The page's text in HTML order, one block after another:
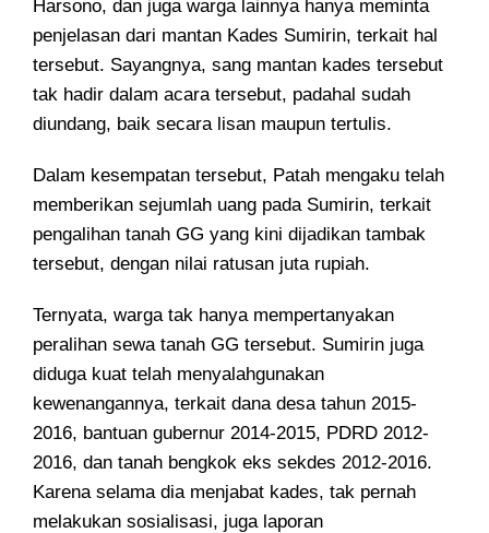
Harsono, dan juga warga lainnya hanya meminta
penjelasan dari mantan Kades Sumirin, terkait hal
tersebut. Sayangnya, sang mantan kades tersebut
tak hadir dalam acara tersebut, padahal sudah
diundang, baik secara lisan maupun tertulis.
Dalam kesempatan tersebut, Patah mengaku telah
memberikan sejumlah uang pada Sumirin, terkait
pengalihan tanah GG yang kini dijadikan tambak
tersebut, dengan nilai ratusan juta rupiah.
Ternyata, warga tak hanya mempertanyakan
peralihan sewa tanah GG tersebut. Sumirin juga
diduga kuat telah menyalahgunakan
kewenangannya, terkait dana desa tahun 2015-
2016, bantuan gubernur 2014-2015, PDRD 2012-
2016, dan tanah bengkok eks sekdes 2012-2016.
Karena selama dia menjabat kades, tak pernah
melakukan sosialisasi, juga laporan